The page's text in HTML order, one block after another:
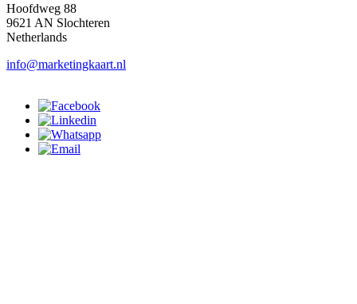
Hoofdweg 88
9621 AN Slochteren
Netherlands
info@marketingkaart.nl